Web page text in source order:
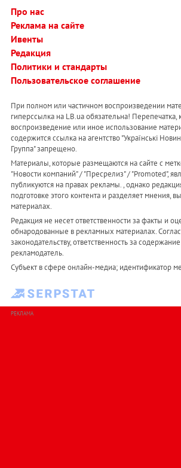
Про нас
Реклама на сайте
Ивенты
Редакция
Политики и стандарты
Пользовательское соглашение
При полном или частичном воспроизведении
гиперссылка на LB.ua обязательна! Перепечатка,
воспроизведение или иное использование
содержится ссылка на агентство "Українськi
Группа" запрещено.
Материалы, которые размещаются на сайте с
"Новости компаний" / "Пресрелиз" / "Promoted",
публикуются на правах рекламы. , однако
подготовке этого контента и разделяет мнения,
материалах.
Редакция не несет ответственности за факты и
обнародованные в рекламных материалах.
законодательству, ответственность за
рекламодатель.
Субъект в сфере онлайн-медиа; идентификатор
РЕКЛАМА